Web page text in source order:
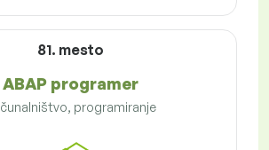
81. mesto
ABAP programer
programiranje